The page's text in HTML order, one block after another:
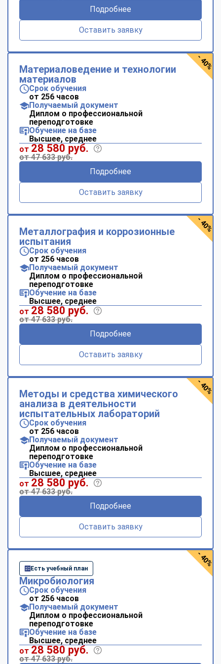
Подробнее
Оставить заявку
Материаловедение и технологии
материалов
Срок обучения
от 256 часов
Получаемый документ
Диплом о профессиональной
переподготовке
Обучение на базе
Высшее, среднее
от 28 580 руб.
от 47 633 руб.
Подробнее
Оставить заявку
- 40%
Металлография и коррозионные
испытания
Срок обучения
от 256 часов
Получаемый документ
Диплом о профессиональной
переподготовке
Обучение на базе
Высшее, среднее
от 28 580 руб.
от 47 633 руб.
Подробнее
Оставить заявку
- 40%
Методы и средства химического
анализа в деятельности
испытательных лабораторий
Срок обучения
от 256 часов
Получаемый документ
Диплом о профессиональной
переподготовке
Обучение на базе
Высшее, среднее
от 28 580 руб.
от 47 633 руб.
Подробнее
Оставить заявку
- 40%
Есть учебный план
Микробиология
Срок обучения
от 256 часов
Получаемый документ
Диплом о профессиональной
переподготовке
Обучение на базе
Высшее, среднее
от 28 580 руб.
от 47 633 руб.
- 40%